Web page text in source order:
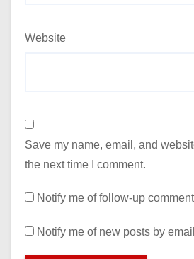
Website
Save my name, email, and
the next time I comment.
Notify me of follow-up
Notify me of new posts by